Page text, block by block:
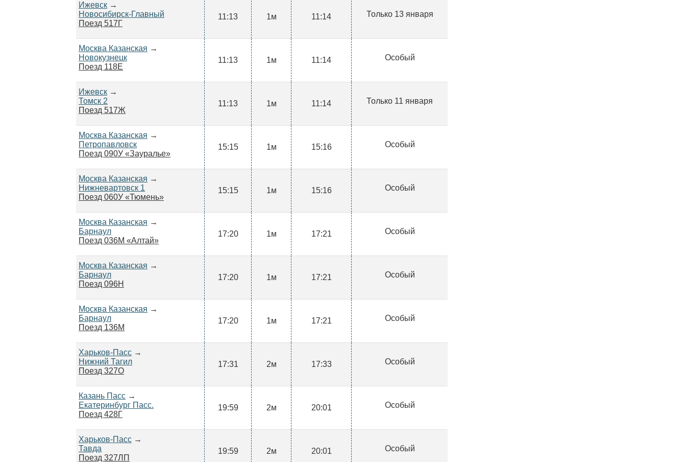
Ижевск →
Новосибирск-Главный
Поезд 517Г
11:13 1м 11:14 Только 13 января
Москва Казанская →
Новокузнецк
Поезд 118Е
11:13 1м 11:14 Особый
Ижевск →
Томск 2
Поезд 517Ж
11:13 1м 11:14 Только 11 января
Москва Казанская →
Петропавловск
Поезд 090У «Зауралье»
15:15 1м 15:16 Особый
Москва Казанская →
Нижневартовск 1
Поезд 060У «Тюмень»
15:15 1м 15:16 Особый
Москва Казанская →
Барнаул
Поезд 036М «Алтай»
17:20 1м 17:21 Особый
Москва Казанская →
Барнаул
Поезд 096Н
17:20 1м 17:21 Особый
Москва Казанская →
Барнаул
Поезд 136М
17:20 1м 17:21 Особый
Харьков-Пасс →
Нижний Тагил
Поезд 327О
17:31 2м 17:33 Особый
Казань Пасс →
Екатеринбург Пасс.
Поезд 428Г
19:59 2м 20:01 Особый
Харьков-Пасс →
Тавда
Поезд 327ЛП
19:59 2м 20:01 Особый